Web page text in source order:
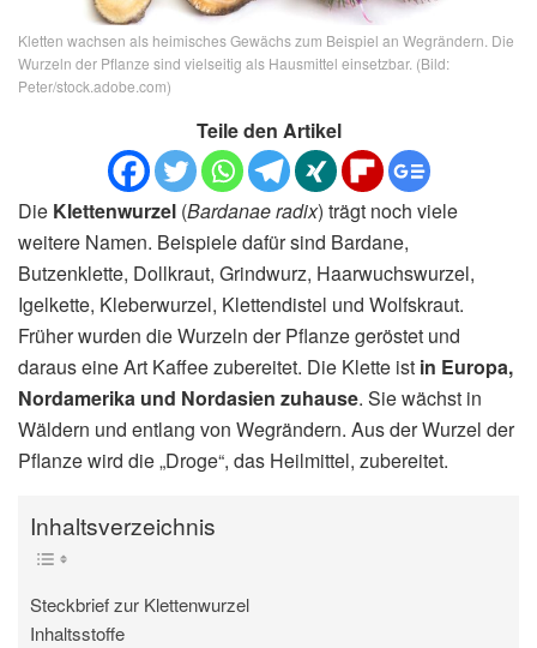
Kletten wachsen als heimisches Gewächs zum Beispiel an Wegrändern. Die
Wurzeln der Pflanze sind vielseitig als Hausmittel einsetzbar. (Bild:
Peter/stock.adobe.com)
Teile den Artikel
Die Klettenwurzel (Bardanae radix) trägt noch viele
weitere Namen. Beispiele dafür sind Bardane,
Butzenklette, Dollkraut, Grindwurz, Haarwuchswurzel,
Igelkette, Kleberwurzel, Klettendistel und Wolfskraut.
Früher wurden die Wurzeln der Pflanze geröstet und
daraus eine Art Kaffee zubereitet. Die Klette ist in Europa,
Nordamerika und Nordasien zuhause. Sie wächst in
Wäldern und entlang von Wegrändern. Aus der Wurzel der
Pflanze wird die „Droge“, das Heilmittel, zubereitet.
Inhaltsverzeichnis
Steckbrief zur Klettenwurzel
Inhaltsstoffe